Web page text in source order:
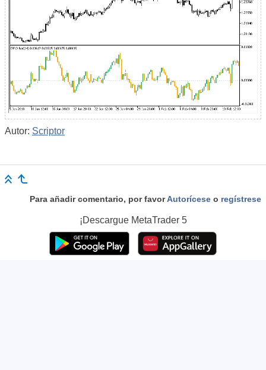
Autor: Scriptor
Para añadir comentario, por favorAutorícese o regístrese
¡Descargue MetaTrader 5